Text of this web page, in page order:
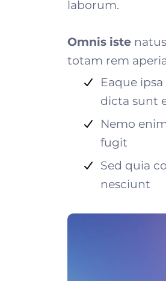
laborum.
Omnis iste
totam rem
Eaque
dicta sunt
Nemo
fugit
Sed quia
nesciunt